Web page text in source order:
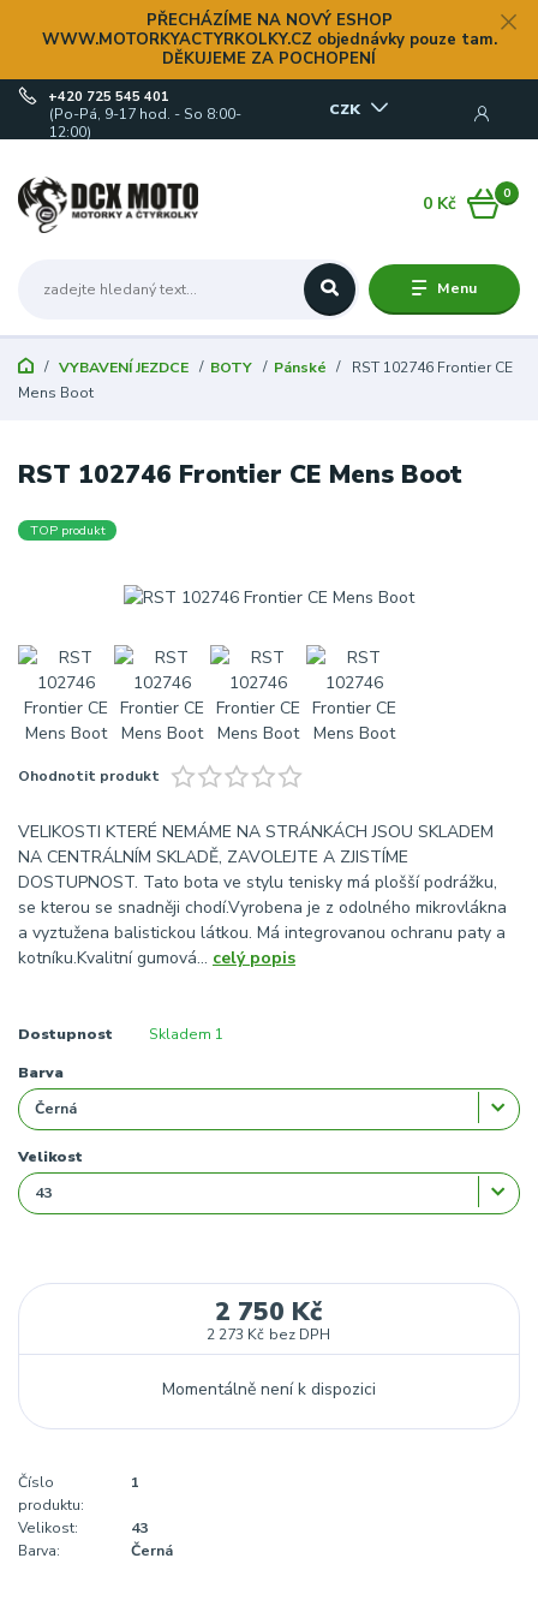
PŘECHÁZÍME NA NOVÝ ESHOP
WWW.MOTORKYACTYRKOLKY.CZ objednávky pouze tam.
DĚKUJEME ZA POCHOPENÍ
Menu
CZK
+420 725 545 401
(Po-Pá, 9-17 hod. - So 8:00-
12:00)
0
0 Kč
VYBAVENÍ JEZDCE BOTY Pánské
RST 102746 Frontier CE
Mens Boot
RST 102746 Frontier CE Mens Boot
TOP produkt
Ohodnotit produkt
VELIKOSTI KTERÉ NEMÁME NA STRÁNKÁCH JSOU SKLADEM
NA CENTRÁLNÍM SKLADĚ, ZAVOLEJTE A ZJISTÍME
DOSTUPNOST. Tato bota ve stylu tenisky má plošší podrážku,
se kterou se snadněji chodí.Vyrobena je z odolného mikrovlákna
a vyztužena balistickou látkou. Má integrovanou ochranu paty a
kotníku.Kvalitní gumová... celý popis
Dostupnost Skladem 1
Barva
Velikost
2 750 Kč
2 273 Kč bez DPH
Momentálně není k dispozici
Číslo
produktu:
1
Velikost:
43
Barva:
Černá